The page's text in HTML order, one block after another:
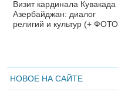
Визит кардинала Кувакада
Азербайджан: диалог
религий и культур (+
НОВОЕ НА САЙТЕ